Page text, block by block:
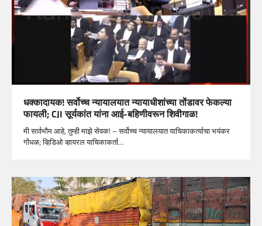
धक्कादायक! सर्वोच्च न्यायालयात न्यायाधीशांच्या तोंडावर फेकल्या
फायली; CJI सूर्यकांत यांना आई-बहिणीवरून शिवीगाळ!
मी सार्वभौम आहे, तुम्ही माझे सेवक! – सर्वोच्च न्यायालयात याचिकाकर्त्याचा भयंकर
गोंधळ; व्हिडिओ व्हायरल याचिकाकर्ता…